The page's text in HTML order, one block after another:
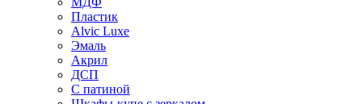
Пластик
Alvic Luxe
Эмаль
Акрил
ДСП
С патиной